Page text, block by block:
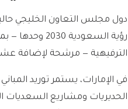
دول مجلس التعاون الخليجي
رؤية
الترفيهية — مرشحة لإضافة
الحديريات ومشاريع السعديات